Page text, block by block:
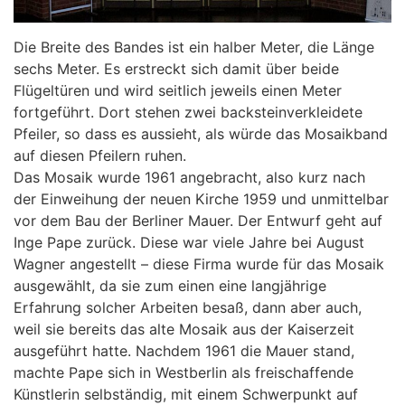
Die Breite des Bandes ist ein halber Meter, die Länge
sechs Meter. Es erstreckt sich damit über beide
Flügeltüren und wird seitlich jeweils einen Meter
fortgeführt. Dort stehen zwei backsteinverkleidete
Pfeiler, so dass es aussieht, als würde das Mosaikband
auf diesen Pfeilern ruhen.
Das Mosaik wurde 1961 angebracht, also kurz nach
der Einweihung der neuen Kirche 1959 und unmittelbar
vor dem Bau der Berliner Mauer. Der Entwurf geht auf
Inge Pape zurück. Diese war viele Jahre bei August
Wagner angestellt – diese Firma wurde für das Mosaik
ausgewählt, da sie zum einen eine langjährige
Erfahrung solcher Arbeiten besaß, dann aber auch,
weil sie bereits das alte Mosaik aus der Kaiserzeit
ausgeführt hatte. Nachdem 1961 die Mauer stand,
machte Pape sich in Westberlin als freischaffende
Künstlerin selbständig, mit einem Schwerpunkt auf